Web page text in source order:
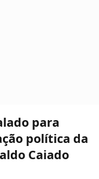
para
política da
Caiado